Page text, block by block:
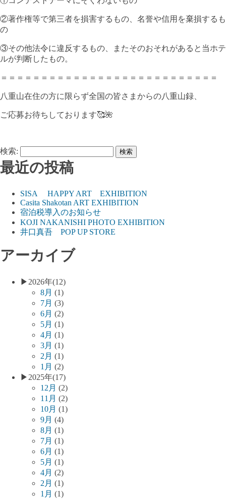
②著作権等で第三者を損害するもの、名誉や信用を棄損するも
の
③その他法令に違反するもの、またそのおそれがあると当ホテ
ルが判断したもの。
＝＝＝＝＝＝＝＝＝＝＝＝＝＝＝＝＝＝＝＝＝＝＝＝＝＝＝
八重山在住の方に限らず全国の皆さまからの八重山録、
ご応募お待ちしております🥰🌺
検索:
最近の投稿
SISA HAPPY ART EXHIBITION
Casita Shakotan ART EXHIBITION
宿泊税導入のお知らせ
KOJI NAKANISHI PHOTO EXHIBITION
井口真吾 POP UP STORE
アーカイブ
▶ 2026年(12)
8月 (1)
7月 (3)
6月 (2)
5月 (1)
4月 (1)
3月 (1)
2月 (1)
1月 (2)
▶ 2025年(17)
12月 (2)
11月 (2)
10月 (1)
9月 (4)
8月 (1)
7月 (1)
6月 (1)
5月 (1)
4月 (2)
2月 (1)
1月 (1)